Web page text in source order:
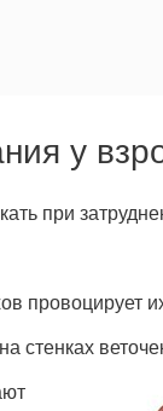
у
при
провоцирует
стенках